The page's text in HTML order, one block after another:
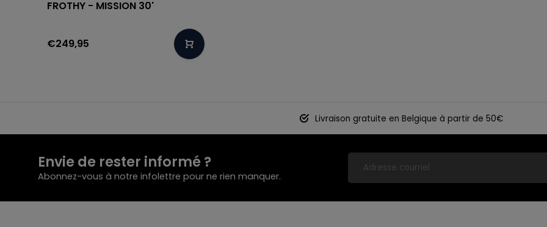
FROTHY - MISSION 30'
€249,95
Livraison gratuite en Belgique à partir de 50€
Envie de rester informé ?
Abonnez-vous à notre infolettre pour ne rien manquer.